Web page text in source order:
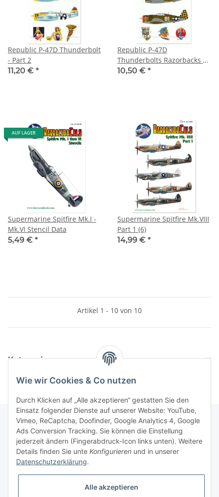
Republic P-47D Thunderbolt
- Part 2
11,20 € *
Republic P-47D
Thunderbolts Razorbacks Pt
1 (3)
10,50 € *
AUF LAGER
Supermarine Spitfire Mk.I -
Mk.VI Stencil Data
5,49 € *
Supermarine Spitfire Mk.VIII
Part 1 (6)
14,99 € *
Artikel 1 - 10 von 10
Kategorien
Informationen
Gesetzliche Informationen
Wie wir Cookies & Co nutzen
Durch Klicken auf „Alle akzeptieren“ gestatten Sie den
Einsatz folgender Dienste auf unserer Website: YouTube,
Vimeo, ReCaptcha, Doofinder, Google Analytics 4, Google
Ads Conversion Tracking. Sie können die Einstellung
jederzeit ändern (Fingerabdruck-Icon links unten). Weitere
Details finden Sie unte Konfigurieren und in unserer
Datenschutzerklärung.
Alle akzeptieren